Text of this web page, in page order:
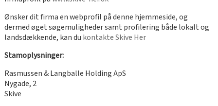
Ønsker dit firma en webprofil på denne hjemmeside, og
dermed øget søgemuligheder samt profilering både lokalt og
landsdækkende, kan du kontakte Skive Her
Stamoplysninger:
Rasmussen & Langballe Holding ApS
Nygade, 2
Skive